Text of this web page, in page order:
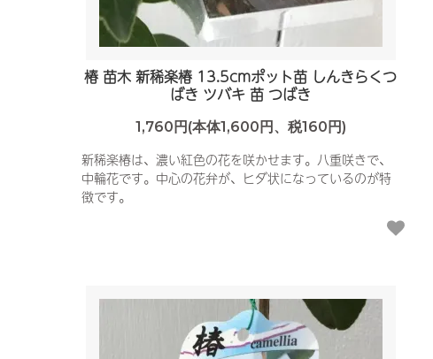
椿 苗木 新稀楽椿 13.5cmポット苗 しんきらくつ
ばき ツバキ 苗 つばき
1,760円(本体1,600円、税160円)
新稀楽椿は、濃い紅色の花を咲かせます。八重咲きで、
中輪花です。中心の花弁が、ヒダ状になっているのが特
徴です。